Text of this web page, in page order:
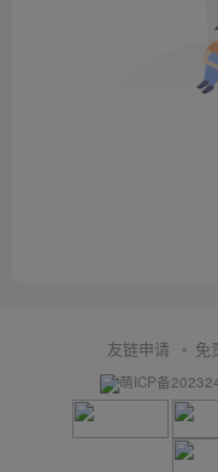
友链申请 免
萌ICP备